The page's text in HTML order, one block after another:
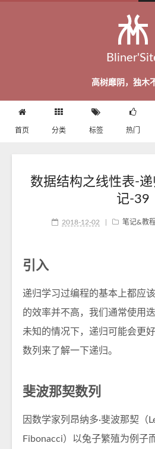
高树靡阴，独木
首页 分类 标签 热门
数据结构之线性表-
记-39
2018-12-02 笔记&教
引入
递归学习过编程的基本上都应
的效率并不高，我们通常使用
未知的情况下，递归可能会更
数列来了解一下递归。
斐波那契数列
因数学家列昂纳多·斐波那契（
Fibonacci）以兔子繁殖为例子